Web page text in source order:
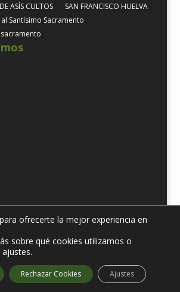
ASÍS CULTOS
SAN FRANCISCO HUELVA
Santísimo Sacramento
Cloud. 2019 © Todos los derechos
de Protección de datos| Aviso
Legal |
ofrecerte la mejor experiencia en
sobre qué cookies utilizamos o
Rechazar Cookies Ajustes